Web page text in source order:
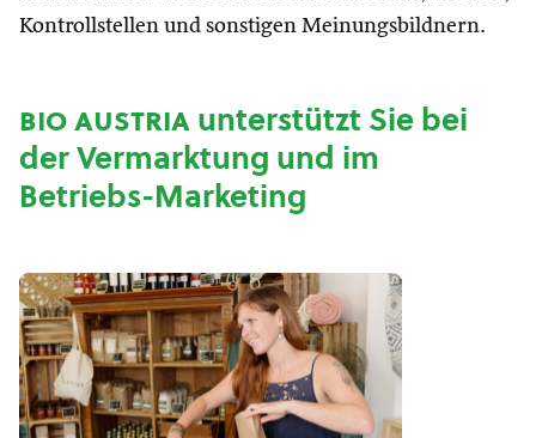
Kontrollstellen und sonstigen Meinungsbildnern.
bio austriaunterstützt Sie bei
der Vermarktung und im
Betriebs-Marketing